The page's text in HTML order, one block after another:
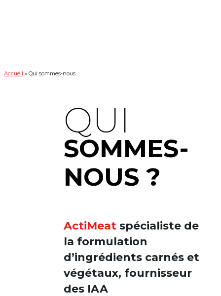
Accueil » Qui sommes-nous
QUI
SOMMES-
NOUS ?
ActiMeat spécialiste de
la formulation
d’ingrédients carnés et
végétaux, fournisseur
des IAA